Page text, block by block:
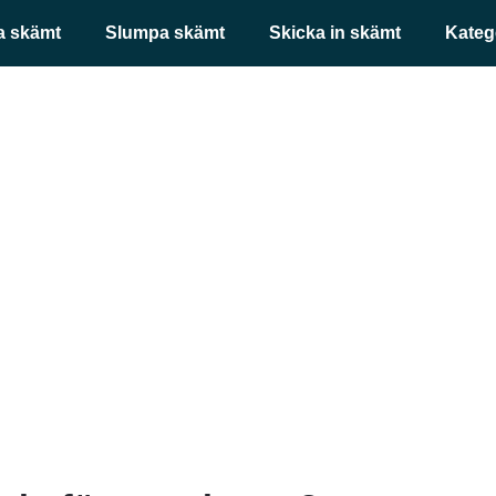
skämt Slumpa skämt Skicka in skämt